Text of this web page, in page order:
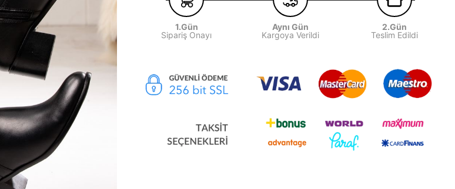
1.Gün
Sipariş Onayı
Aynı Gün
Kargoya Verildi
2.Gün
Teslim Edildi